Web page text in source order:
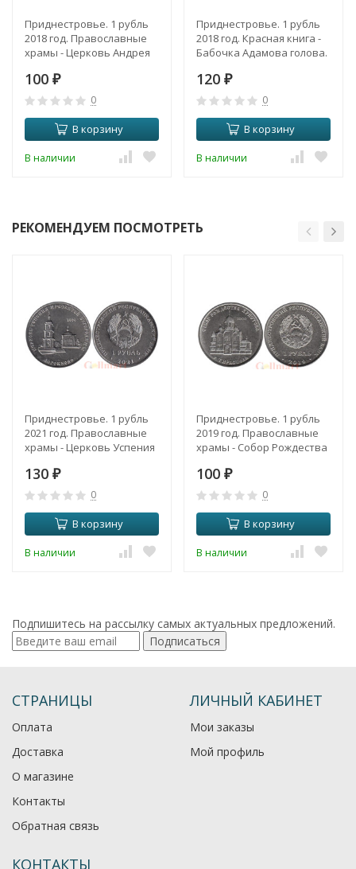
Приднестровье. 1 рубль
2018 год. Православные
храмы - Церковь Андрея
Тирасполь.
100 ₽
0
В корзину
В наличии
Приднестровье. 1 рубль
2018 год. Красная книга -
Бабочка Адамова голова.
120 ₽
0
В корзину
В наличии
РЕКОМЕНДУЕМ ПОСМОТРЕТЬ
Приднестровье. 1 рубль
2021 год. Православные
храмы - Церковь Успения
Воронково.
130 ₽
0
В корзину
В наличии
Приднестровье. 1 рубль
2019 год. Православные
храмы - Собор Рождества
100 ₽
0
В корзину
В наличии
Подпишитесь на рассылку самых актуальных предложений.
Подписаться
СТРАНИЦЫ
Оплата
Доставка
О магазине
Контакты
Обратная связь
ЛИЧНЫЙ КАБИНЕТ
Мои заказы
Мой профиль
КОНТАКТЫ